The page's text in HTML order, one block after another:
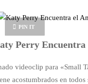
PIN IT
Perry Encuentra
videoclip para «Small
acostumbrados en